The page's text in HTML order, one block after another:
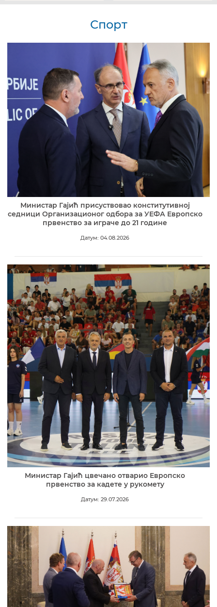
Спорт
Министар Гајић присуствовао конститутивној
седници Организационог одбора за УЕФА Европско
првенство за играче до 21 године
Датум: 04.08.2026
Министар Гајић цвечано отварио Европско
првенство за кадете у рукомету
Датум: 29.07.2026